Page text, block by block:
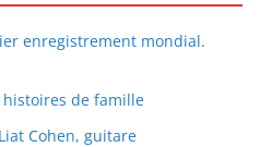
enregistrement mondial.
histoires de famille
Cohen, guitare